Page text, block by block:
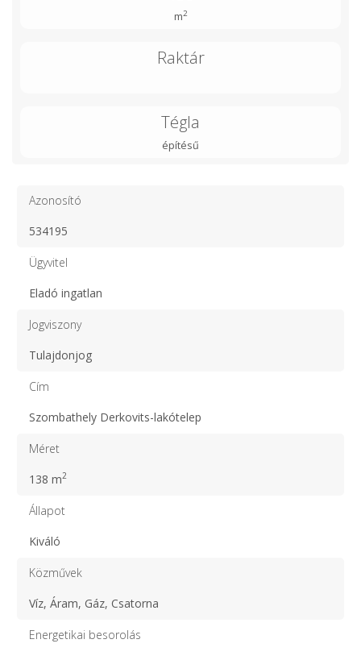
m2
Raktár
Tégla
építésű
Azonosító
534195
Ügyvitel
Eladó ingatlan
Jogviszony
Tulajdonjog
Cím
Szombathely Derkovits-lakótelep
Méret
138 m2
Állapot
Kiváló
Közművek
Víz, Áram, Gáz, Csatorna
Energetikai besorolás